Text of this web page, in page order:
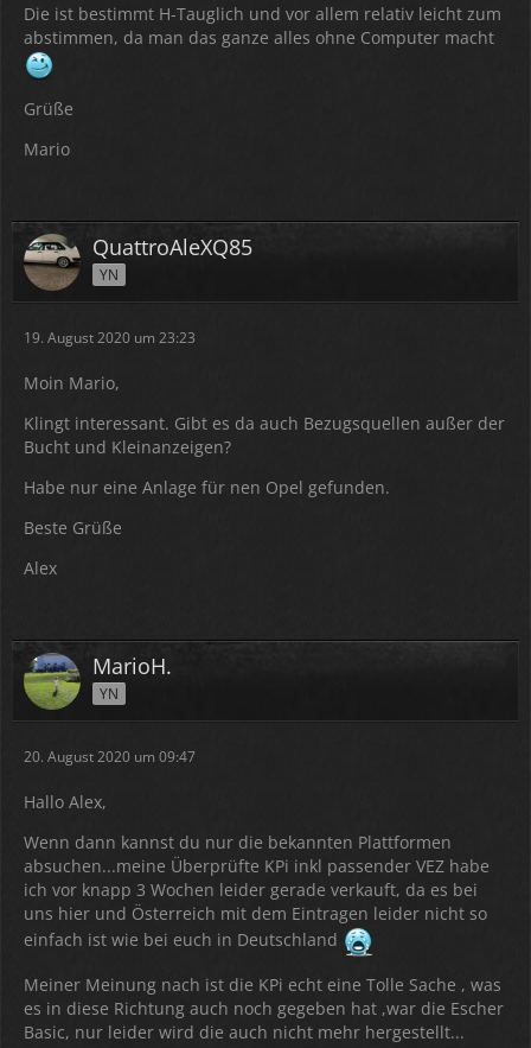
Die ist bestimmt H-Tauglich und vor allem relativ leicht zum
abstimmen, da man das ganze alles ohne Computer macht
Grüße
Mario
QuattroAleXQ85
YN
19. August 2020 um 23:23
Moin Mario,
Klingt interessant. Gibt es da auch Bezugsquellen außer der
Bucht und Kleinanzeigen?
Habe nur eine Anlage für nen Opel gefunden.
Beste Grüße
Alex
MarioH.
YN
20. August 2020 um 09:47
Hallo Alex,
Wenn dann kannst du nur die bekannten Plattformen
absuchen...meine Überprüfte KPi inkl passender VEZ habe
ich vor knapp 3 Wochen leider gerade verkauft, da es bei
uns hier und Österreich mit dem Eintragen leider nicht so
einfach ist wie bei euch in Deutschland
Meiner Meinung nach ist die KPi echt eine Tolle Sache , was
es in diese Richtung auch noch gegeben hat ,war die Escher
Basic, nur leider wird die auch nicht mehr hergestellt...